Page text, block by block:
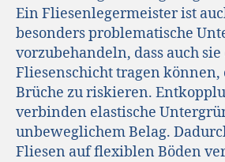
Ein Fliesenlegermeister ist
besonders problematische
vorzubehandeln, dass auch sie
Fliesenschicht tragen können,
Brüche zu riskieren.
verbinden elastische
unbeweglichem Belag.
Fliesen auf flexiblen Böden